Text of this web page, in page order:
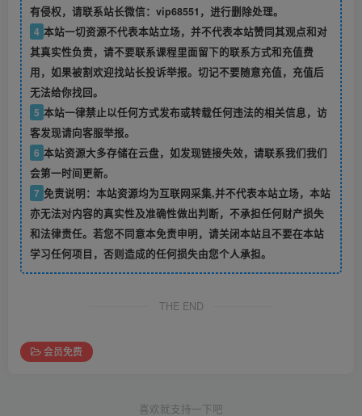
有侵权，请联系站长微信：vip68551，进行删除处理。
4 本站一切资源不代表本站立场，并不代表本站赞同其观点和对
其真实性负责，请不要联系课程里面留下的联系方式和充值费
用，如果被割欢迎找站长投诉举报。切记不要随意充值，充值后
无法给你找回。
5 本站一律禁止以任何方式发布或转载任何违法的相关信息，访
客发现请向客服举报。
6 本站资源大多存储在云盘，如发现链接失效，请联系我们我们
会第一时间更新。
7 免责说明：本站资源均为互联网采集,并不代表本站立场，本站
亦无法对内容的真实性及准确性做出判断，不承担任何财产损失
和法律责任。若您不同意本免责申明，请关闭本站且不要在本站
学习任何项目，否则造成的任何损失由您个人承担。
THE END
会员免费
喜欢就支持一下吧